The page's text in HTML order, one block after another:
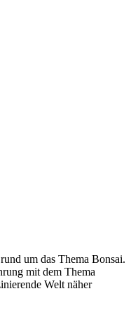
um das Thema Bonsai.
mit dem Thema
Welt näher